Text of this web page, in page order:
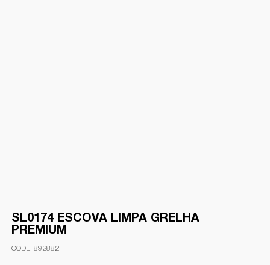
SL0174 ESCOVA LIMPA GRELHA
PREMIUM
892882